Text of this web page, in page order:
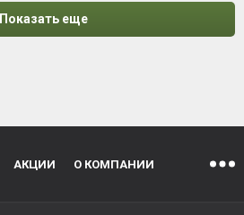
Показать еще
АКЦИИ О КОМПАНИИ